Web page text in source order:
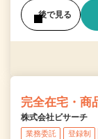
後で見る
完全在宅・商
株式会社ビサーチ
業務委託 登録制